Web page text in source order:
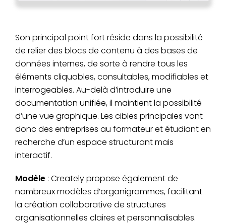
Son principal point fort réside dans la possibilité
de relier des blocs de contenu à des bases de
données internes, de sorte à rendre tous les
éléments cliquables, consultables, modifiables et
interrogeables. Au-delà d’introduire une
documentation unifiée, il maintient la possibilité
d’une vue graphique. Les cibles principales vont
donc des entreprises au formateur et étudiant en
recherche d’un espace structurant mais
interactif.
Modèle : Creately propose également de
nombreux modèles d’organigrammes, facilitant
la création collaborative de structures
organisationnelles claires et personnalisables.